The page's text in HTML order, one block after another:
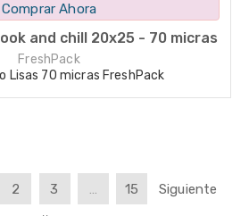
Comprar Ahora
and chill 20x25 - 70 micras
FreshPack
Lisas 70 micras FreshPack
2 3 … 15
Siguiente